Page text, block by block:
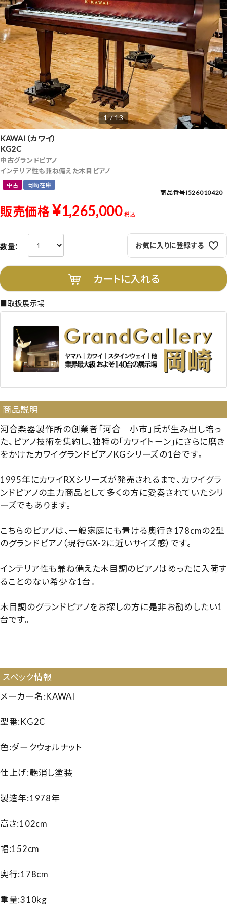
1 / 13
KAWAI（カワイ）
KG2C
中古グランドピアノ
インテリア性も兼ね備えた木目ピアノ
中古 岡崎在庫
商品番号I526010420
販売価格 ¥1,265,000 税込
お気に入りに登録する
カートに入れる
■取扱展示場
商品説明
河合楽器製作所の創業者「河合 小市」氏が生み出し培っ
た、ピアノ技術を集約し､独特の｢カワイトーン｣にさらに磨き
をかけたカワイグランドピアノKGシリーズの1台です。
1995年にカワイRXシリーズが発売されるまで、カワイグラ
ンドピアノの主力商品として多くの方に愛奏されていたシリ
ーズでもあります。
こちらのピアノは、一般家庭にも置ける奥行き178cmの2型
のグランドピアノ（現行GX-2に近いサイズ感）です。
インテリア性も兼ね備えた木目調のピアノはめったに入荷す
ることのない希少な1台。
木目調のグランドピアノをお探しの方に是非お勧めしたい1
台です。
スペック情報
メーカー名:KAWAI
型番:KG2C
色:ダークウォルナット
仕上げ:艶消し塗装
製造年:1978年
高さ:102cm
幅:152cm
奥行:178cm
重量:310kg